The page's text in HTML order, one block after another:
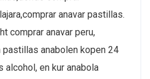
anavar pastillas.
comprar anavar peru,
anabolen kopen 24
alcohol, en kur anabola